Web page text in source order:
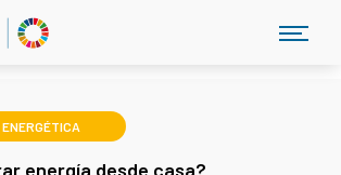
energía desde casa?